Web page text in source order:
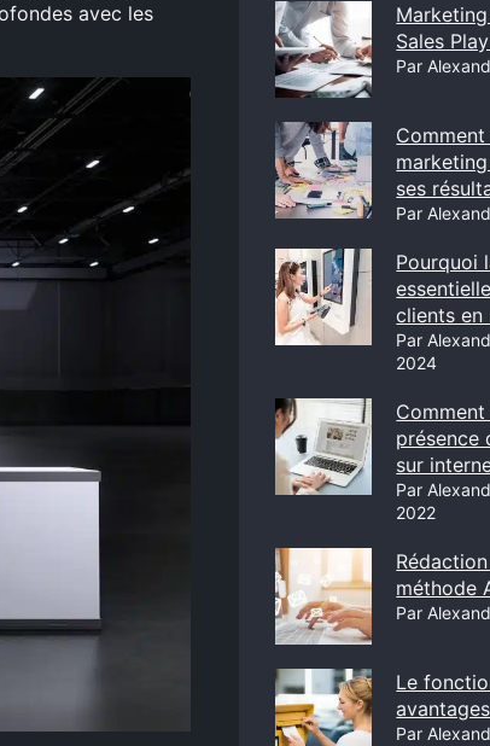
avec les
Sales
Par
ses
Par
Pourquoi
clients en
Par
2024
présence
sur
Par
2022
méthode
Par
Le
Par